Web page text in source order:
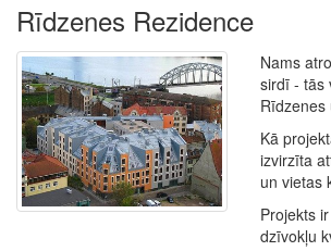
Rīdzenes Rezidence
Nams
sirdī - tās
Rīdzenes
Kā
izvirzīta
un vietas
Projekts
dzīvokļu